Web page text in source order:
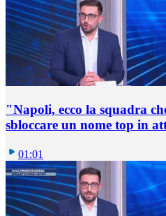
"Napoli, ecco la squadra
sbloccare un nome top in
01:01